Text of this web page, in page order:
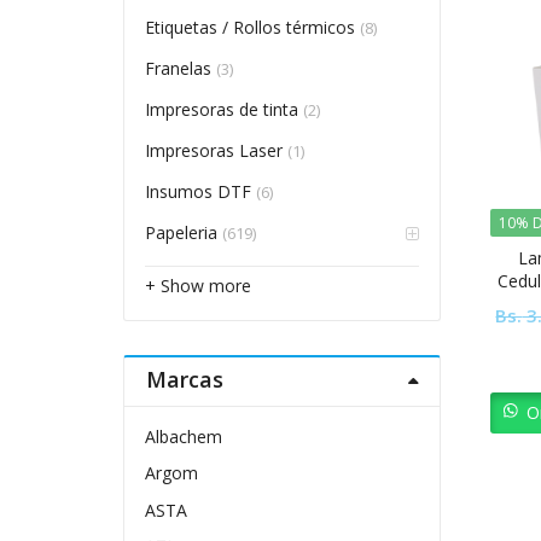
10%
Bs.
Etiquetas / Rollos térmicos (8)
Franelas (3)
Impresoras de tinta (2)
Impresoras Laser (1)
Insumos DTF (6)
Papeleria (619)
+ Show more
Marcas
Albachem
Argom
ASTA